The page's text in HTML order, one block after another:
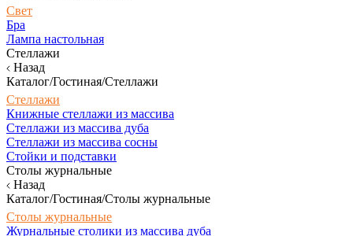
Свет
Бра
Лампа настольная
Стеллажи
Назад
Каталог/Гостиная/Стеллажи
Стеллажи
Книжные стеллажи из массива
Стеллажи из массива дуба
Стеллажи из массива сосны
Стойки и подставки
Столы журнальные
Назад
Каталог/Гостиная/Столы журнальные
Столы журнальные
Журнальные столики из массива дуба